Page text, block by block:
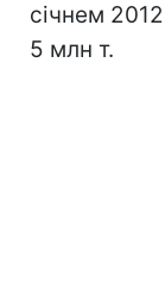
січнем
5 млн т.